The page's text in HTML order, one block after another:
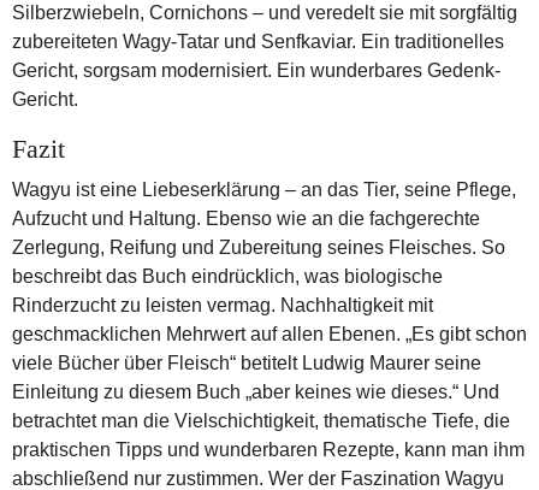
Silberzwiebeln, Cornichons – und veredelt sie mit sorgfältig
zubereiteten Wagy-Tatar und Senfkaviar. Ein traditionelles
Gericht, sorgsam modernisiert. Ein wunderbares Gedenk-
Gericht.
Fazit
Wagyu ist eine Liebeserklärung – an das Tier, seine Pflege,
Aufzucht und Haltung. Ebenso wie an die fachgerechte
Zerlegung, Reifung und Zubereitung seines Fleisches. So
beschreibt das Buch eindrücklich, was biologische
Rinderzucht zu leisten vermag. Nachhaltigkeit mit
geschmacklichen Mehrwert auf allen Ebenen. „Es gibt schon
viele Bücher über Fleisch“ betitelt Ludwig Maurer seine
Einleitung zu diesem Buch „aber keines wie dieses.“ Und
betrachtet man die Vielschichtigkeit, thematische Tiefe, die
praktischen Tipps und wunderbaren Rezepte, kann man ihm
abschließend nur zustimmen. Wer der Faszination Wagyu